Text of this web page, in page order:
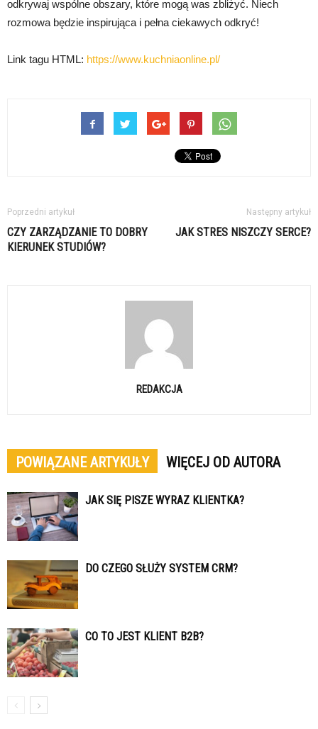
odkrywaj wspólne obszary, które mogą was zbliżyć. Niech
rozmowa będzie inspirująca i pełna ciekawych odkryć!
Link tagu HTML: https://www.kuchniaonline.pl/
Poprzedni artykuł
CZY ZARZĄDZANIE TO DOBRY
KIERUNEK STUDIÓW?
Następny artykuł
JAK STRES NISZCZY SERCE?
REDAKCJA
POWIĄZANE ARTYKUŁY WIĘCEJ OD AUTORA
JAK SIĘ PISZE WYRAZ KLIENTKA?
DO CZEGO SŁUŻY SYSTEM CRM?
CO TO JEST KLIENT B2B?